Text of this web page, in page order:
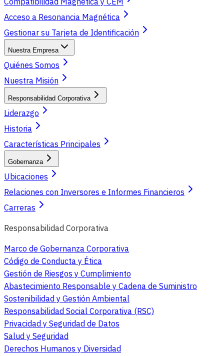
Acceso a Resonancia Magnética
Gestionar su Tarjeta de Identificación
Nuestra Empresa
Quiénes Somos
Nuestra Misión
Responsabilidad Corporativa
Liderazgo
Historia
Características Principales
Gobernanza
Ubicaciones
Relaciones con Inversores e Informes Financieros
Carreras
Responsabilidad Corporativa
Marco de Gobernanza Corporativa
Código de Conducta y Ética
Gestión de Riesgos y Cumplimiento
Abastecimiento Responsable y Cadena de Suministro
Sostenibilidad y Gestión Ambiental
Responsabilidad Social Corporativa (RSC)
Privacidad y Seguridad de Datos
Salud y Seguridad
Derechos Humanos y Diversidad